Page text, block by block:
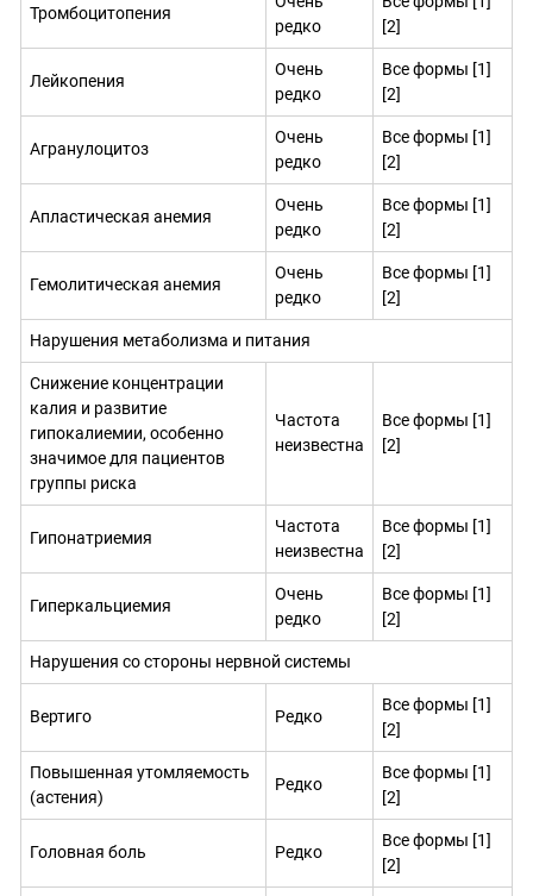
Тромбоцитопения
редко
[2]
Лейкопения
Очень
редко
Все формы [1]
[2]
Агранулоцитоз
Очень
редко
Все формы [1]
[2]
Апластическая анемия
Очень
редко
Все формы [1]
[2]
Гемолитическая анемия
Очень
редко
Все формы [1]
[2]
Нарушения метаболизма и питания
Снижение концентрации
калия и развитие
гипокалиемии, особенно
значимое для пациентов
группы риска
Частота
неизвестна
Все формы [1]
[2]
Гипонатриемия
Частота
неизвестна
Все формы [1]
[2]
Гиперкальциемия
Очень
редко
Все формы [1]
[2]
Нарушения со стороны нервной системы
Вертиго Редко
Все формы [1]
[2]
Повышенная утомляемость
(астения)
Редко
Все формы [1]
[2]
Головная боль Редко
Все формы [1]
[2]